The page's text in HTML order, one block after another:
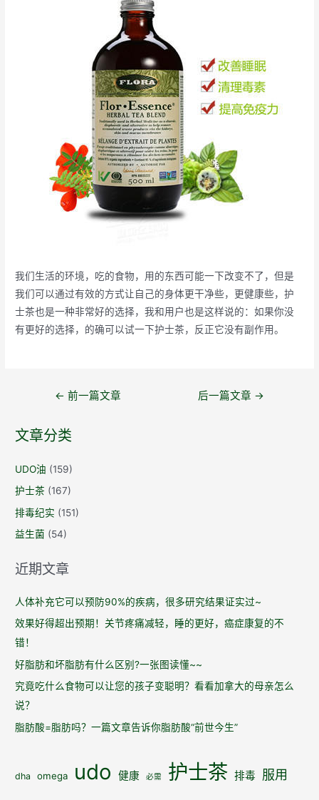
我们生活的环境，吃的食物，用的东西可能一下改变不了，但是
我们可以通过有效的方式让自己的身体更干净些，更健康些，护
士茶也是一种非常好的选择，我和用户也是这样说的：如果你没
有更好的选择，的确可以试一下护士茶，反正它没有副作用。
导
航
← 前一篇文章 后一篇文章 →
文章分类
UDO油 (159)
护士茶 (167)
排毒纪实 (151)
益生菌 (54)
近期文章
人体补充它可以预防90%的疾病，很多研究结果证实过~
效果好得超出预期！关节疼痛减轻，睡的更好，癌症康复的不
错！
好脂肪和坏脂肪有什么区别?一张图读懂~~
究竟吃什么食物可以让您的孩子变聪明？看看加拿大的母亲怎么
说？
脂肪酸=脂肪吗？一篇文章告诉你脂肪酸“前世今生”
dha omega udo 健康 必需 护士茶 排毒 服用